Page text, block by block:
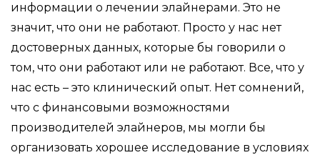
информации о лечении элайнерами. Это не
значит, что они не работают. Просто у нас нет
достоверных данных, которые бы говорили о
том, что они работают или не работают. Все, что у
нас есть – это клинический опыт. Нет сомнений,
что с финансовыми возможностями
производителей элайнеров, мы могли бы
организовать хорошее исследование в условиях